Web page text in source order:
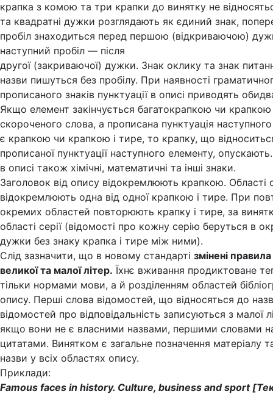
крапка з комою та три крапки до винятку не
та квадратні дужки розглядають як єдиний знак,
пробіл знаходиться перед першою (відкриваючою)
наступний пробіл — після
другої (закриваючої) дужки. Знак оклику та знак
назви пишуться без пробілу. При наявності
прописаного знаків пунктуації в описі приводять
Якщо елемент закінчується багатокрапкою чи крапкою
скороченого слова, а прописана пунктуація
є крапкою чи крапкою і тире, то крапку, що
прописаної пунктуації наступного елементу,
в описі також хімічні, математичні та інші знаки.
Заголовок від опису відокремлюють крапкою. Області
відокремлюють одна від одної крапкою і тире. При
окремих областей повторюють крапку і тире, за
області серії (відомості про кожну серію беруться в
дужки без знаку крапка і тире між ними).
Слід зазначити, що в новому стандарті змінені
великої та малої літер. Їхнє вживання продиктоване
тільки нормами мови, а й розділенням областей
опису. Перші слова відомостей, що відносяться до
відомостей про відповідальність записуються з малої
якщо вони не є власними назвами, першими словами
цитатами. Винятком є загальне позначення матеріалу
назви у всіх областях опису.
Приклади:
Famous faces in history. Culture, business and sport